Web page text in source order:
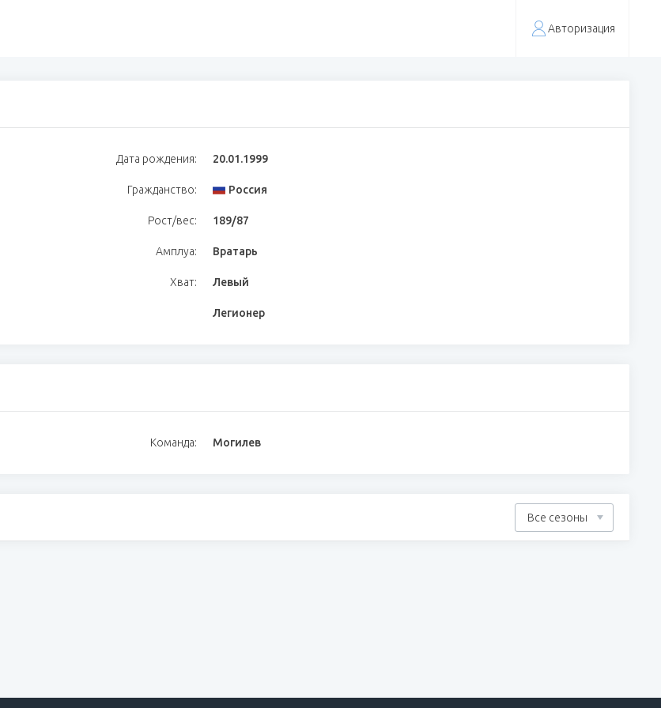
Авторизация
Дата рождения: 20.01.1999
Гражданство: Россия
Рост/вес: 189/87
Амплуа: Вратарь
Хват: Левый
Легионер
Команда: Могилев
Все сезоны